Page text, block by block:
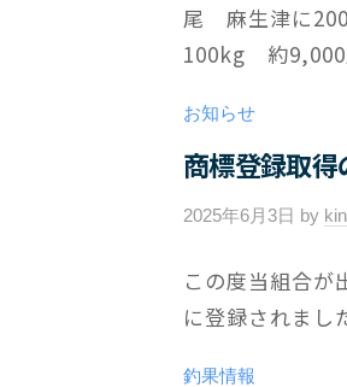
尾 麻生津に
100kg 約
お知らせ
商標登録取
2025年6月3日 by
この度当組合
に登録されまし
釣果情報